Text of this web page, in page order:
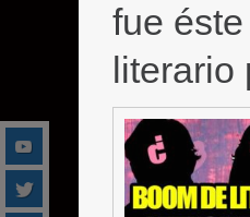
fue
literario